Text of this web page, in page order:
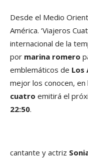
Desde el Medio
América. ‘Viajeros
internacional de la
por marina romero
emblemáticos de Los
mejor los conocen,
cuatro emitirá el
22:50.
cantante y actriz